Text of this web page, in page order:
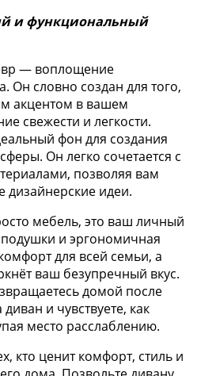
и функциональный
— воплощение
Он словно создан для того,
акцентом в вашем
свежести и легкости.
фон для создания
Он легко сочетается с
позволяя вам
дизайнерские идеи.
мебель, это ваш личный
подушки и эргономичная
для всей семьи, а
ваш безупречный вкус.
домой после
и чувствуете, как
место расслаблению.
кто ценит комфорт, стиль и